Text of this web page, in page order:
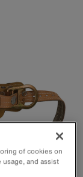
of cookies on
and assist